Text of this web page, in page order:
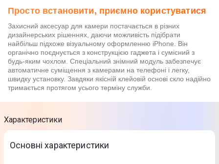
Просто встановити, приємно користуватися
Захисний аксесуар для камери постачається в різних
дизайнерських рішеннях, даючи можливість підібрати
найбільш підхоже візуальному оформленню iPhone. Він
органічно поєднується з конструкцією гаджета і сумісний з
будь-яким чохлом. Спеціальний знімний модуль забезпечує
автоматичне суміщення з камерами на телефоні і легку,
швидку установку. Завдяки якісній клейовій основі скло надійно
тримається протягом усього терміну служби.
Характеристики
Основні характеристики